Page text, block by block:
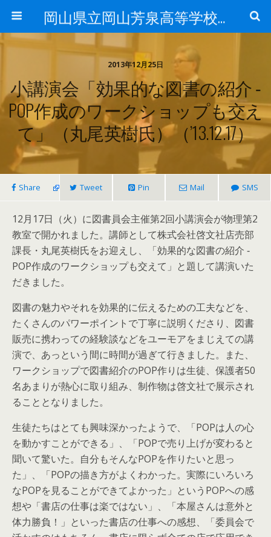
岡山県立岡山芳泉高等学校図書館
2013年12月25日
小講演会「効果的な図書の紹介 ‐
POP作成のワークショップも交え
て」（丸尾英樹氏）（’13.12.17）
Share Tweet Pin Mail SMS
12月17日（火）に図書員会主催第2回小講演会が物理第2
教室で開かれました。講師として株式会社啓文社店売部
課長・丸尾英樹氏をお迎えし、「効果的な図書の紹介 ‐
POP作成のワークショップも交えて」と題して講演いた
だきました。
図書の魅力やそれを効果的に伝えるための工夫などを、
たくさんのパワーポイントで丁寧に説明くださり、図書
販売に携わっての経験談などをユーモアをまじえての講
演で、あっという間に時間が過ぎて行きました。また、
ワークショップで図書紹介のPOP作りは生徒、保護者50
名あまりが熱心に取り組み、制作物は啓文社で展示され
ることとなりました。
生徒たちはとても興味深かったようで、「POPは人の心
を動かすことができる」、「POPで売り上げが変わると
聞いて驚いた。自分もそんなPOPを作りたいと思っ
た」、「POPの描き方がよくわかった。実際にいろいろ
なPOPを見ることができてよかった」というPOPへの感
想や「書店の仕事は楽ではない」、「本屋さんは意外と
体力勝負！」といった書店の仕事への感想、「委員会で